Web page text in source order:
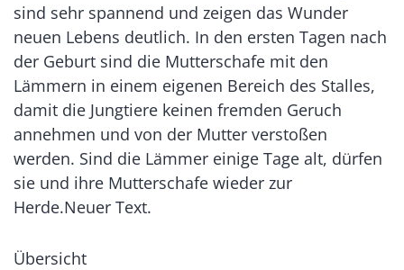
sind sehr spannend und zeigen das Wunder
neuen Lebens deutlich. In den ersten Tagen nach
der Geburt sind die Mutterschafe mit den
Lämmern in einem eigenen Bereich des Stalles,
damit die Jungtiere keinen fremden Geruch
annehmen und von der Mutter verstoßen
werden. Sind die Lämmer einige Tage alt, dürfen
sie und ihre Mutterschafe wieder zur
Herde.Neuer Text.
Übersicht